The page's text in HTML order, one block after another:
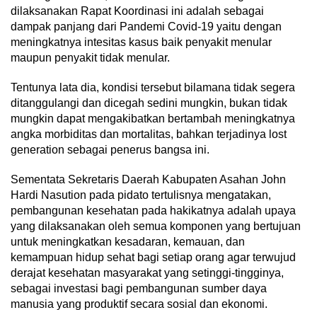
dilaksanakan Rapat Koordinasi ini adalah sebagai
dampak panjang dari Pandemi Covid-19 yaitu dengan
meningkatnya intesitas kasus baik penyakit menular
maupun penyakit tidak menular.
Tentunya lata dia, kondisi tersebut bilamana tidak segera
ditanggulangi dan dicegah sedini mungkin, bukan tidak
mungkin dapat mengakibatkan bertambah meningkatnya
angka morbiditas dan mortalitas, bahkan terjadinya lost
generation sebagai penerus bangsa ini.
Sementata Sekretaris Daerah Kabupaten Asahan John
Hardi Nasution pada pidato tertulisnya mengatakan,
pembangunan kesehatan pada hakikatnya adalah upaya
yang dilaksanakan oleh semua komponen yang bertujuan
untuk meningkatkan kesadaran, kemauan, dan
kemampuan hidup sehat bagi setiap orang agar terwujud
derajat kesehatan masyarakat yang setinggi-tingginya,
sebagai investasi bagi pembangunan sumber daya
manusia yang produktif secara sosial dan ekonomi.